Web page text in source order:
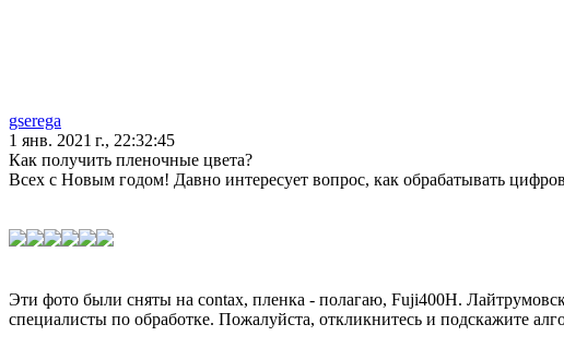
gserega
1 янв. 2021 г., 22:32:45
Как получить пленочные цвета?
Всех с Новым годом! Давно интересует вопрос, как обрабатывать
Эти фото были сняты на contax, пленка - полагаю, Fuji400H.
специалисты по обработке. Пожалуйста, откликнитесь и подскажите